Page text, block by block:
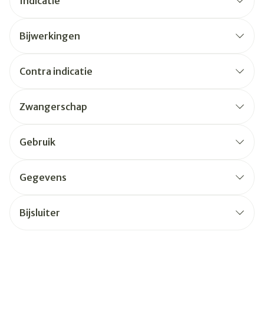
Bijwerkingen
Contra indicatie
Zwangerschap
Gebruik
Gegevens
Bijsluiter